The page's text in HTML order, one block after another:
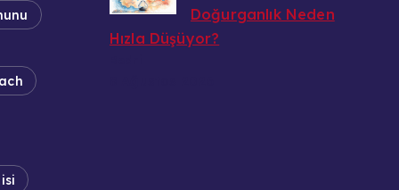
Doğurganlık Neden
Hızla Düşüyor?